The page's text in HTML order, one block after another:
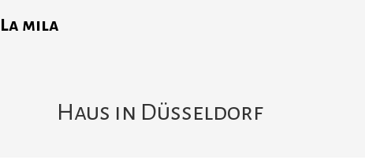
La mila
Haus in Düsseldorf